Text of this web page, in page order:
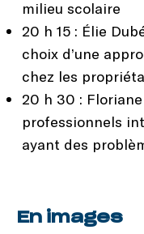
milieu scolaire
20 h 15 : Élie
choix d’une
chez les
20 h 30 :
professionnels
ayant des
En images